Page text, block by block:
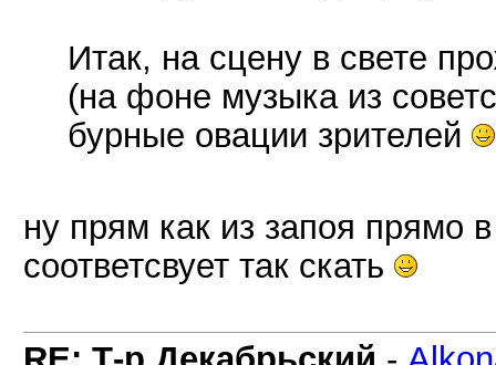
Итак, на сцену в свете
(на фоне музыка из
бурные овации зрителей
ну прям как из запоя прямо
соответсвует так скать